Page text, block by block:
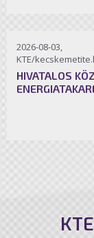
2026-08-03,
KTE/
HIVATALOS